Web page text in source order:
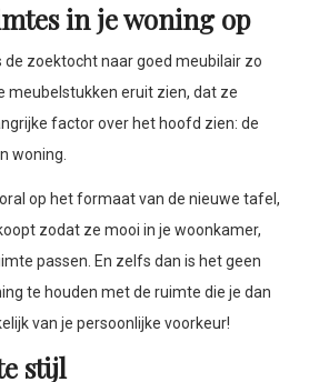
in je woning op
zoektocht naar goed meubilair zo
meubelstukken eruit zien, dat ze
factor over het hoofd zien: de
woning.
op het formaat van de nieuwe tafel,
zodat ze mooi in je woonkamer,
passen. En zelfs dan is het geen
te houden met de ruimte die je dan
van je persoonlijke voorkeur!
stijl